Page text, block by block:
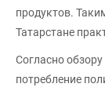
продуктов.
Татарстане
Согласно обзору
потребление